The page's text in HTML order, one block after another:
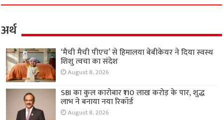
अर्थ
‘मैची मैची पीएच’ से हिमालया बेबीकेयर ने दिया स्वस्थ
शिशु त्वचा का संदेश
August 8, 2026
SBI का कुल कारोबार ₹110 लाख करोड़ के पार, शुद्ध
लाभ ने बनाया नया रिकॉर्ड
August 8, 2026